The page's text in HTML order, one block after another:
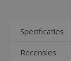
Specificaties
Recensies